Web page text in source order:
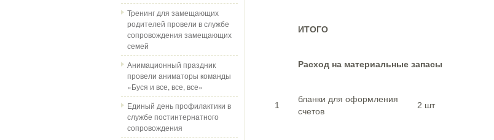
Тренинг для замещающих
родителей провели в службе
сопровождения замещающих
семей
Анимационный праздник
провели аниматоры команды
«Буся и все, все, все»
Единый день профилактики в
службе постинтернатного
сопровождения
ИТОГО
Расход на материальные запасы
1
бланки для оформления
счетов
2 шт